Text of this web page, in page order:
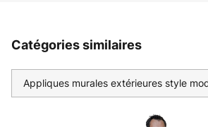
Catégories similaires
Appliques murales extérieures style